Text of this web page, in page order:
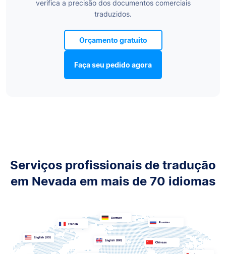
verifica a precisão dos documentos comerciais
traduzidos.
Orçamento gratuito
Faça seu pedido agora
Serviços profissionais de tradução
em Nevada em mais de 70 idiomas